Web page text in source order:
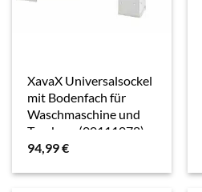
XavaX Universalsockel
mit Bodenfach für
Waschmaschine und
Trockner (00111078)
94,99€